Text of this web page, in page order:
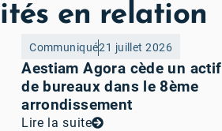
en relation
Communiqué21 juillet 2026
Aestiam Agora cède un actif
de bureaux dans le 8ème
arrondissement
Lire la suite